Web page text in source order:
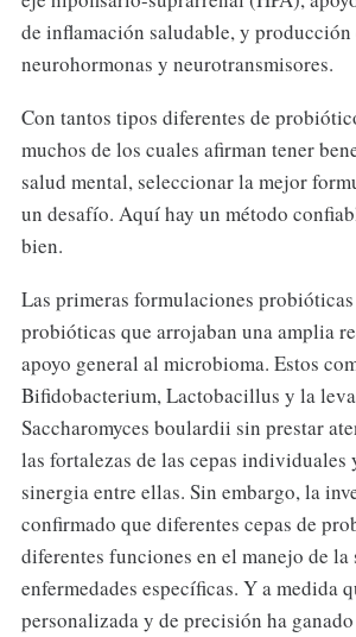
de inflamación saludable, y producción
neurohormonas y neurotransmisores.
Con tantos tipos diferentes de
muchos de los cuales afirman tener
salud mental, seleccionar la mejor
un desafío. Aquí hay un método
bien.
Las primeras formulaciones
probióticas que arrojaban una amplia
apoyo general al microbioma. Estos
Bifidobacterium, Lactobacillus y la
Saccharomyces boulardii sin prestar
las fortalezas de las cepas individuales
sinergia entre ellas. Sin embargo, la
confirmado que diferentes cepas de
diferentes funciones en el manejo de la
enfermedades específicas. Y a medida
personalizada y de precisión ha